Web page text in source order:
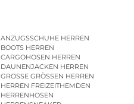
ANZUGSSCHUHE HERREN
BOOTS HERREN
CARGOHOSEN HERREN
DAUNENJACKEN HERREN
GROSSE GRÖSSEN HERREN
HERREN FREIZEITHEMDEN
HERRENHOSEN